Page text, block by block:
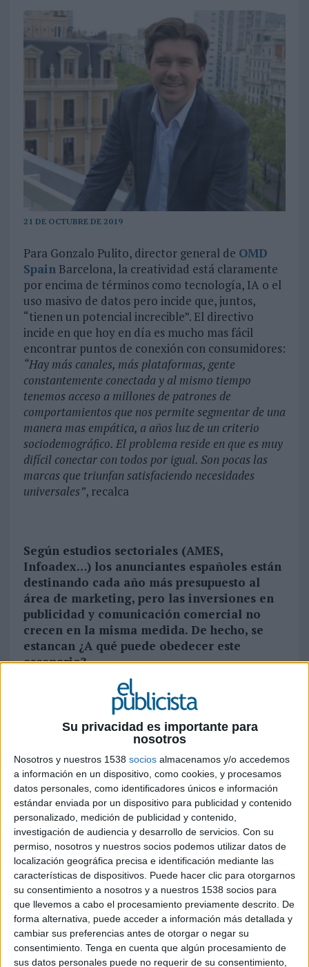
Su privacidad es importante para
nosotros
Nosotros y nuestros 1538 socios almacenamos y/o accedemos
a información en un dispositivo, como cookies, y procesamos
datos personales, como identificadores únicos e información
estándar enviada por un dispositivo para publicidad y contenido
personalizado, medición de publicidad y contenido,
investigación de audiencia y desarrollo de servicios. Con su
permiso, nosotros y nuestros socios podemos utilizar datos de
localización geográfica precisa e identificación mediante las
características de dispositivos. Puede hacer clic para otorgarnos
su consentimiento a nosotros y a nuestros 1538 socios para
que llevemos a cabo el procesamiento previamente descrito. De
forma alternativa, puede acceder a información más detallada y
cambiar sus preferencias antes de otorgar o negar su
consentimiento. Tenga en cuenta que algún procesamiento de
sus datos personales puede no requerir de su consentimiento,
21 DE OCTUBRE DE 2019
Para Gonzalo Pulito, director general de OMD
SpainBarcelona, la creatividad está claramente
por encima de términos como tecnología, IA o el
uso masivo de datos pero incide que, juntos,
“tienen un potencial increcible”. El directivo
incide en que hoy en día es mucho mas fácil
encontrar puntos de conexión con consumidores:
“Hay más canales, más plataformas, gente
constantemente conectada y al mismo tiempo
tenemos acceso a millones de patrones de
comportamientos que nos permite segmentar de una
manera mas empática, a años luz de un criterio
sociodemográfico. El problema reside en que es muy
difícil conectar con todos por igual. Son pocas las
marcas que triunfan satisfaciendo necesidades
universales”, recalca
Según estudios sectoriales (AMES,
Infoadex…) los anunciantes españoles están
destinando cada año más presupuesto al
área de marketing, pero las inversiones en
publicidad y comunicación comercial no
crecen en la misma medida. De hecho, se
estancan ¿A qué puede obedecer este
escenario?
El marketing y las estructuras de porfolios de
marcas de las empresas están en constante
evolución, y como no es una regla de 3 simple, no
todo el esfuerzo en marketing va acompañado de
una inversión publicitaria de manera lineal, al
menos no como era hasta ahora. Básicamente, la
manera en que se construye una marca y como se
estimula su demanda, se ha complejizado, y esa
complejidad ha atomizado de manera radical la
distribución de las inversiones y/o recursos. No se
estanca, si no mas bien, se redistribuye.
¿Corre peligro el negocio publicitario en
España? ¿Volveremos a vivir un periodo de
recesión y recortes?
Bajo esa premisa de redistribución de las
inversiones, algunos ganan y otros pierden, pero